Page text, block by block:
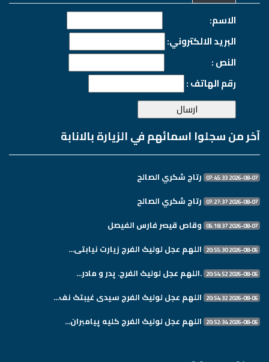
الاسم:
البريد الالكتروني:
النص :
رقم الهاتف :
آخر من سجلوا اسمائهم في الزيارة بالانابة
2026-08-07 07:45:33 رتاج شكري الصالح
2026-08-07 07:27:37 رتاج شكري الصالح
2026-08-07 06:18:37 وقاص قيصر فارس الفيصل
2026-08-06 20:55:30 اللهم عجل لولیک الفرج زیارت نیابتی...
2026-08-06 20:54:52 .اللهم عجل لولیک الفرج. پدر و مادر...
2026-08-06 20:54:32 اللهم عجل لولیک الفرج سیدی غیبتک نف...
2026-08-06 20:52:34 اللهم عجل لولیک الفرج کلیه پیامبران...